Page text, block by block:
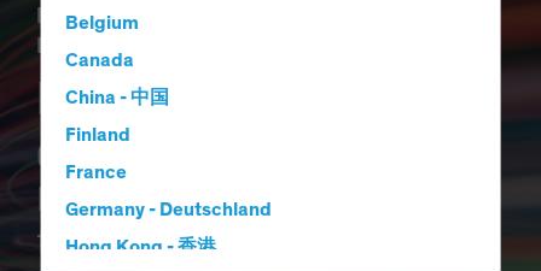
Belgium
Canada
China - 中国
Finland
France
Germany - Deutschland
Hong Kong - 香港
Nachhaltigkeit ESG
Innovation
Die ESG-Mauer
durchbrechen
Bessere und schnellere Daten
für Anleiheninvestoren